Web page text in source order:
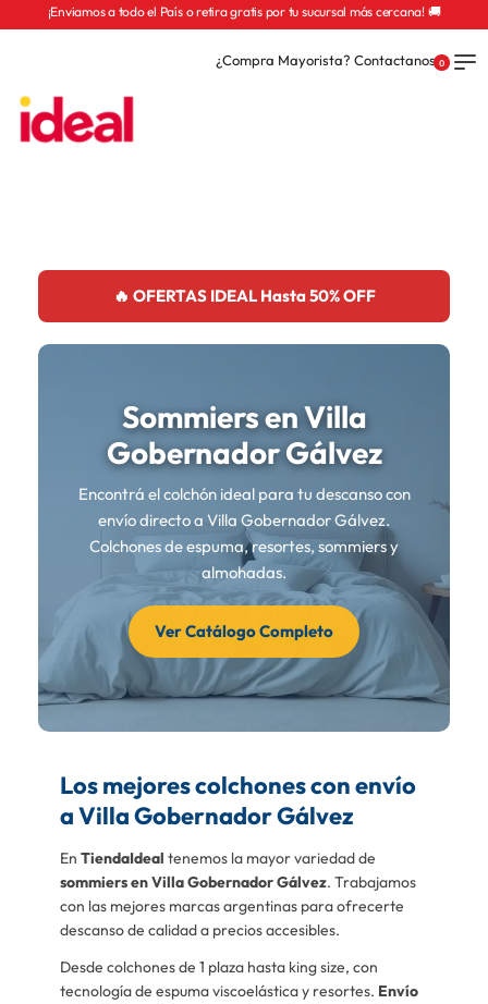
¡Enviamos a todo el País o retira gratis por tu sucursal más cercana! 🚚
¿Compra Mayorista? Contactanos 0
🔥 OFERTAS IDEAL Hasta 50% OFF
Sommiers en Villa
Gobernador Gálvez
Encontrá el colchón ideal para tu descanso con
envío directo a Villa Gobernador Gálvez.
Colchones de espuma, resortes, sommiers y
almohadas.
Ver Catálogo Completo
Los mejores colchones con envío
a Villa Gobernador Gálvez
En TiendaIdeal tenemos la mayor variedad de
sommiers en Villa Gobernador Gálvez. Trabajamos
con las mejores marcas argentinas para ofrecerte
descanso de calidad a precios accesibles.
Desde colchones de 1 plaza hasta king size, con
tecnología de espuma viscoelástica y resortes. Envío